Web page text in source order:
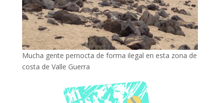
Mucha gente pernocta de forma ilegal en esta zona de
costa de Valle Guerra